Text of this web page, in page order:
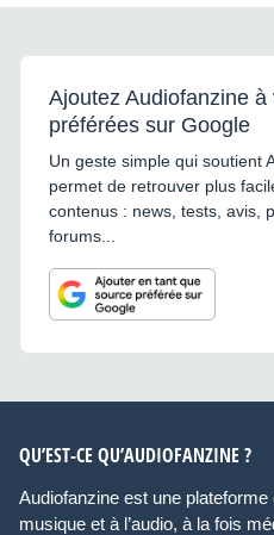
Ajoutez Audiofanzine à
préférées sur Google
Un geste simple qui soutient
permet de retrouver plus
contenus : news, tests, avis,
forums...
QU’EST-CE QU’AUDIOFANZINE ?
Audiofanzine est une plateforme
musique et à l’audio, à la fois